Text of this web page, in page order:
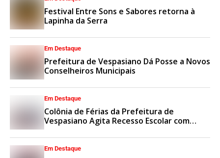
Festival Entre Sons e Sabores retorna à
Lapinha da Serra
Em Destaque
Prefeitura de Vespasiano Dá Posse a Novos
Conselheiros Municipais
Em Destaque
Colônia de Férias da Prefeitura de
Vespasiano Agita Recesso Escolar com
Em Destaque